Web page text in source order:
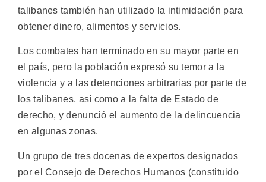
talibanes también han utilizado la intimidación para
obtener dinero, alimentos y servicios.
Los combates han terminado en su mayor parte en
el país, pero la población expresó su temor a la
violencia y a las detenciones arbitrarias por parte de
los talibanes, así como a la falta de Estado de
derecho, y denunció el aumento de la delincuencia
en algunas zonas.
Un grupo de tres docenas de expertos designados
por el Consejo de Derechos Humanos (constituido